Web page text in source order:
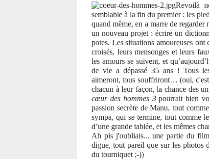
Revoilà
semblable à la fin du premier : les
quand même, en a marre de
un nouveau projet : écrire un
potes. Les situations amoureuses ont
croisés, leurs mensonges et leurs
les amours se suivent, et
de vie a dépassé 35 ans ! Tous
aimeront, tous souffriront… (oui,
chacun à leur façon, la chance des
cœur des hommes 3pourrait bien
passion secrète de Manu, tout
sympa, qui se termine, tout comme
d’une grande tablée, et les mêmes
Ah pis j'oubliais... une partie du
digue, tout pareil que sur les photos
du tourniquet ;-))